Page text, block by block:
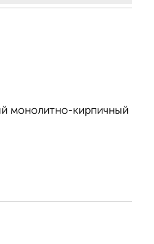
монолитно-кирпичный